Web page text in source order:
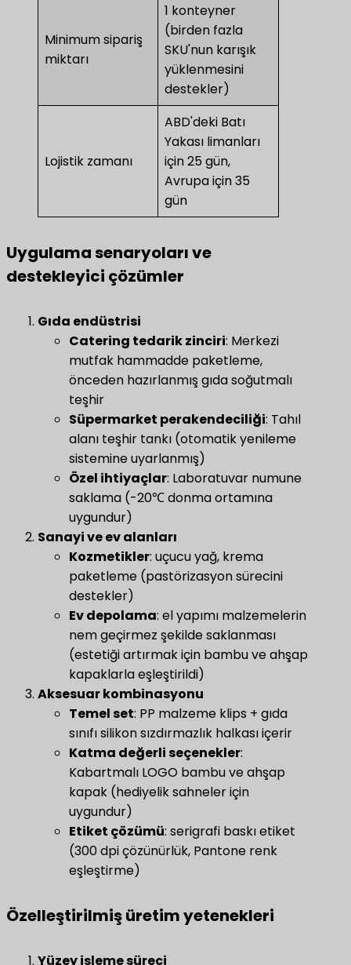
Minimum sipariş
miktarı
1 konteyner
(birden fazla
SKU'nun karışık
yüklenmesini
destekler)
Lojistik zamanı
ABD'deki Batı
Yakası limanları
için 25 gün,
Avrupa için 35
gün
Uygulama senaryoları ve
destekleyici çözümler
Gıda endüstrisi
​Catering tedarik zinciri​​: Merkezi
mutfak hammadde paketleme,
önceden hazırlanmış gıda soğutmalı
teşhir
Süpermarket perakendeciliği: Tahıl
alanı teşhir tankı (otomatik yenileme
sistemine uyarlanmış)
Özel ihtiyaçlar​: Laboratuvar numune
saklama (-20℃ donma ortamına
uygundur)
​Sanayi ve ev alanları​
​Kozmetikler​​: uçucu yağ, krema
paketleme (pastörizasyon sürecini
destekler)
​Ev depolama​​: el yapımı malzemelerin
nem geçirmez şekilde saklanması
(estetiği artırmak için bambu ve ahşap
kapaklarla eşleştirildi)
​Aksesuar kombinasyonu​
Temel set​: PP malzeme klips + gıda
sınıfı silikon sızdırmazlık halkası içerir
​Katma değerli seçenekler​:
Kabartmalı LOGO bambu ve ahşap
kapak (hediyelik sahneler için
uygundur)
Etiket çözümü: serigrafi baskı etiket
(300 dpi çözünürlük, Pantone renk
eşleştirme)
Özelleştirilmiş üretim yetenekleri
​Yüzey işleme süreci​